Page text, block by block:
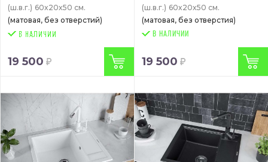
(ш.в.г.) 60x20x50 см.
(матовая, без отверстий)
19 500
(ш.в.г.) 60x20x50 см.
(матовая, без отверстия)
В НАЛИЧИИ
19 500